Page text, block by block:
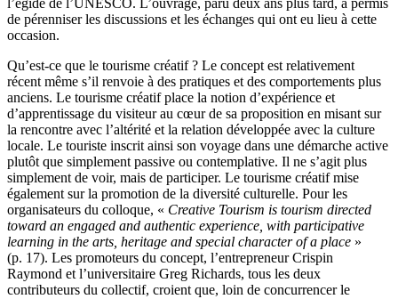
de pérenniser les discussions et les échanges qui ont eu lieu à cette
occasion.
Qu’est-ce que le tourisme créatif ? Le concept est relativement
récent même s’il renvoie à des pratiques et des comportements plus
anciens. Le tourisme créatif place la notion d’expérience et
d’apprentissage du visiteur au cœur de sa proposition en misant sur
la rencontre avec l’altérité et la relation développée avec la culture
locale. Le touriste inscrit ainsi son voyage dans une démarche active
plutôt que simplement passive ou contemplative. Il ne s’agit plus
simplement de voir, mais de participer. Le tourisme créatif mise
également sur la promotion de la diversité culturelle. Pour les
organisateurs du colloque, « Creative Tourism is tourism directed
toward an engaged and authentic experience, with participative
learning in the arts, heritage and special character of a place »
(p. 17). Les promoteurs du concept, l’entrepreneur Crispin
Raymond et l’universitaire Greg Richards, tous les deux
contributeurs du collectif, croient que, loin de concurrencer le